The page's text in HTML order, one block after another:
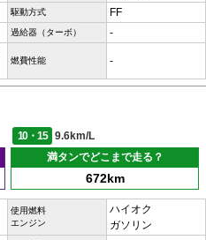
駆動方式 FF
過給器（ターボ） -
燃費性能 -
10・15
9.6km/L
満タンでどこまで走る？
672km
使用燃料
エンジン
ハイオク
ガソリン